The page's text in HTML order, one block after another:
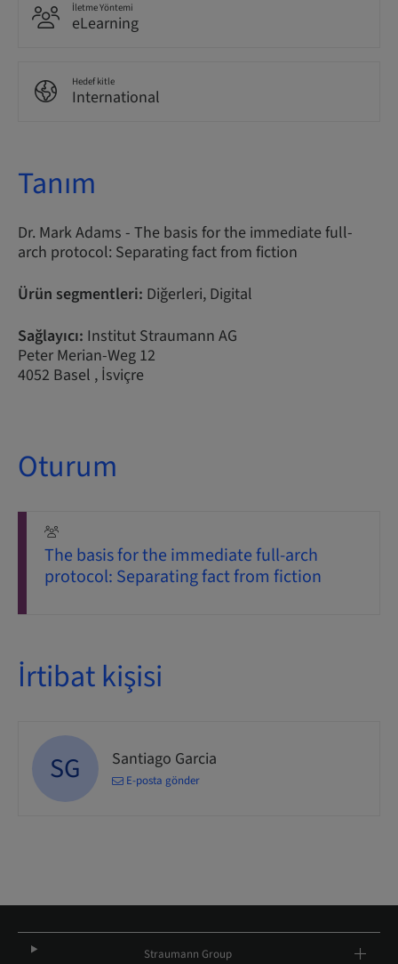
İletme Yöntemi
eLearning
Hedef kitle
International
Tanım
Dr. Mark Adams - The basis for the immediate full-
arch protocol: Separating fact from fiction
Ürün segmentleri: Diğerleri, Digital
Sağlayıcı: Institut Straumann AG
Peter Merian-Weg 12
4052 Basel , İsviçre
Oturum
The basis for the immediate full-arch
protocol: Separating fact from fiction
İrtibat kişisi
SG Santiago Garcia
E-posta gönder
Straumann Group